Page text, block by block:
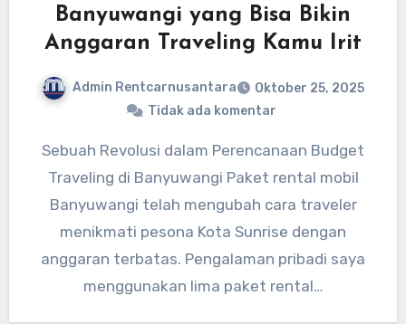
Banyuwangi yang Bisa Bikin
Anggaran Traveling Kamu Irit
Admin Rentcarnusantara
Oktober 25, 2025
Tidak ada komentar
Sebuah Revolusi dalam Perencanaan Budget
Traveling di Banyuwangi Paket rental mobil
Banyuwangi telah mengubah cara traveler
menikmati pesona Kota Sunrise dengan
anggaran terbatas. Pengalaman pribadi saya
menggunakan lima paket rental…